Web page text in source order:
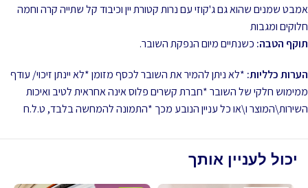
אמבט שמנים שהוא גם ג'קוזי עם נרות קטורת יין וכיבוד קל שתייה קרה וחמה
חלוקים ומגבות
תוקף הטבה: כשנתיים מיום הנפקת השובר.
הערות כלליות: *לא ניתן להמיר את השובר לכסף מזומן *לא יינתן זיכוי/ עודף
ממימוש חלקי של השובר *חברת קשרים פלוס אינה אחראית לטיב ואיכות
השירות\המוצר ו\או כל עניין הנובע מכך *התמונה להמחשה בלבד, ט.ל.ח
יכול לעניין אותך